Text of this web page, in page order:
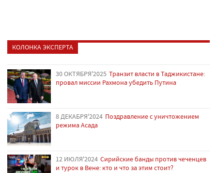
КОЛОНКА ЭКСПЕРТА
30 ОКТЯБРЯ'2025 Транзит власти в Таджикистане:
провал миссии Рахмона убедить Путина
8 ДЕКАБРЯ'2024 Поздравление с уничтожением
режима Асада
12 ИЮЛЯ'2024 Сирийские банды против чеченцев
и турок в Вене: кто и что за этим стоит?